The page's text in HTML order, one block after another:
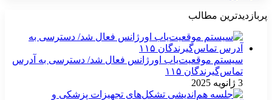
پربازدیدترین مطالب
سیستم موقعیت‌یاب اورژانس فعال شد/ دسترسی به آدرس
تماس‌گیرندگان ۱۱۵
3 ژانویه 2025